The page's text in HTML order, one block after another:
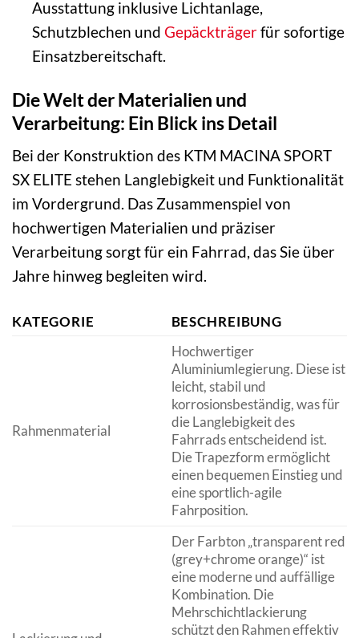
Ausstattung inklusive Lichtanlage,
Schutzblechen und Gepäckträgerfür sofortige
Einsatzbereitschaft.
Die Welt der Materialien und
Verarbeitung: Ein Blick ins Detail
Bei der Konstruktion des KTM MACINA SPORT
SX ELITE stehen Langlebigkeit und Funktionalität
im Vordergrund. Das Zusammenspiel von
hochwertigen Materialien und präziser
Verarbeitung sorgt für ein Fahrrad, das Sie über
Jahre hinweg begleiten wird.
KATEGORIE BESCHREIBUNG
Rahmenmaterial
Hochwertiger
Aluminiumlegierung. Diese ist
leicht, stabil und
korrosionsbeständig, was für
die Langlebigkeit des
Fahrrads entscheidend ist.
Die Trapezform ermöglicht
einen bequemen Einstieg und
eine sportlich-agile
Fahrposition.
Der Farbton „transparent red
(grey+chrome orange)“ ist
eine moderne und auffällige
Kombination. Die
Mehrschichtlackierung
schützt den Rahmen effektiv